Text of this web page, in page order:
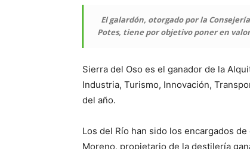
El galardón, otorgado por la
Potes, tiene por objetivo poner en
Sierra del Oso es el ganador de la
Industria, Turismo, Innovación,
del año.
Los del Río han sido los encargados
Moreno, propietario de la destilería